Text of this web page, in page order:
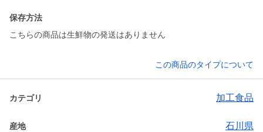
保存方法
こちらの商品は生鮮物の発送はありません
この商品のタイプについて
カテゴリ 加工食品
産地 石川県